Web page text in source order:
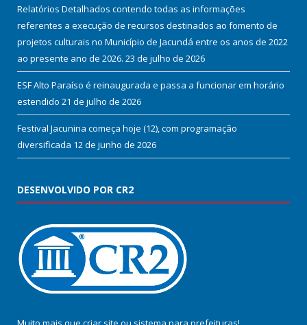
Relatórios Detalhados contendo todas as informações
referentes a execução de recursos destinados ao fomento de
projetos culturais no Município de Jacundá entre os anos de 2022
ao presente ano de 2026. 23 de julho de 2026
ESF Alto Paraíso é reinaugurada e passa a funcionar em horário
estendido 21 de julho de 2026
Festival Jacunina começa hoje (12), com programação
diversificada 12 de junho de 2026
DESENVOLVIDO POR CR2